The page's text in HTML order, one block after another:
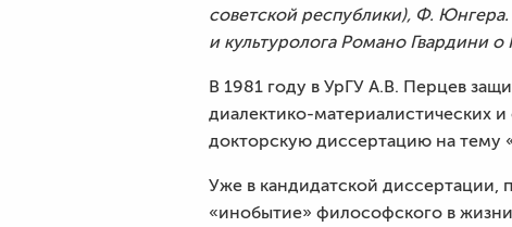
советской республики), Ф.
и культуролога Романо Гвардини о
В 1981 году в УрГУ А.В. Перцев
диалектико-материалистических
докторскую диссертацию на тему
Уже в кандидатской
«инобытие» философского в